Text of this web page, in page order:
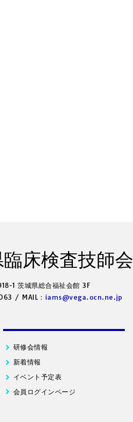
床検査技師会
1 茨城県総合福祉会館 3F
/ MAIL： iams@vega.ocn.ne.jp
研修会情報
新着情報
イベント予定表
会員ログインページ